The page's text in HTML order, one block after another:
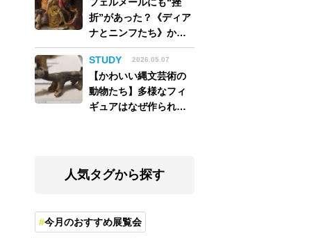
折”があった？《ディア
ナとニンフたち》から
読み解く巨匠の夢
STUDY
2026.05.07
【かわいい縄文芸術の
動物たち】多様なフィ
ギュアはなぜ作られ
人気タグから探す
今月のおすすめ展覧会